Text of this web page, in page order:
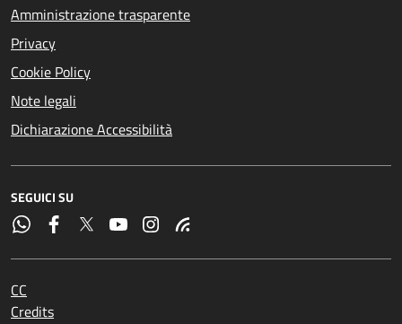
Amministrazione trasparente
Privacy
Cookie Policy
Note legali
Dichiarazione Accessibilità
SEGUICI SU
CC
Credits